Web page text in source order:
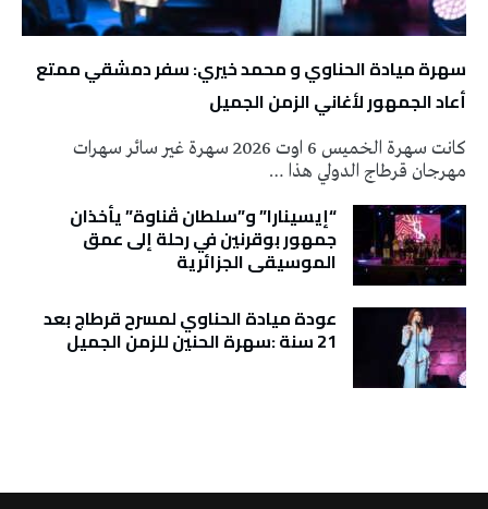
سهرة ميادة الحناوي و محمد خيري: سفر دمشقي ممتع
أعاد الجمهور لأغاني الزمن الجميل
كانت سهرة الخميس 6 اوت 2026 سهرة غير سائر سهرات
مهرجان قرطاج الدولي هذا …
“إيسينارا” و”سلطان ڤناوة” يأخذان
جمهور بوقرنين في رحلة إلى عمق
الموسيقى الجزائرية
عودة ميادة الحناوي لمسرح قرطاج بعد
21 سنة :سهرة الحنين للزمن الجميل